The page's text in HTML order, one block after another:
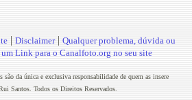
| Disclaimer| Qualquer problema, dúvida ou
Link para o Canalfoto.org no seu site
são da única e exclusiva responsabilidade de quem as insere
Santos. Todos os Direitos Reservados.